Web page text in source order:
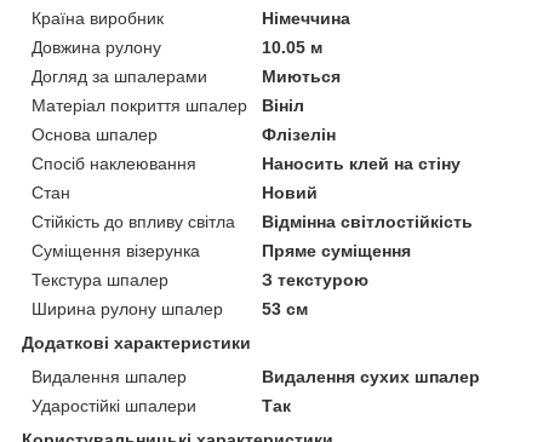
Країна виробник
Німеччина
Довжина рулону
10.05 м
Догляд за шпалерами
Миються
Матеріал покриття шпалер
Вініл
Основа шпалер
Флізелін
Спосіб наклеювання
Наносить клей на стіну
Стан
Новий
Стійкість до впливу світла
Відмінна світлостійкість
Суміщення візерунка
Пряме суміщення
Текстура шпалер
З текстурою
Ширина рулону шпалер
53 см
Додаткові характеристики
Видалення шпалер
Видалення сухих шпалер
Ударостійкі шпалери
Так